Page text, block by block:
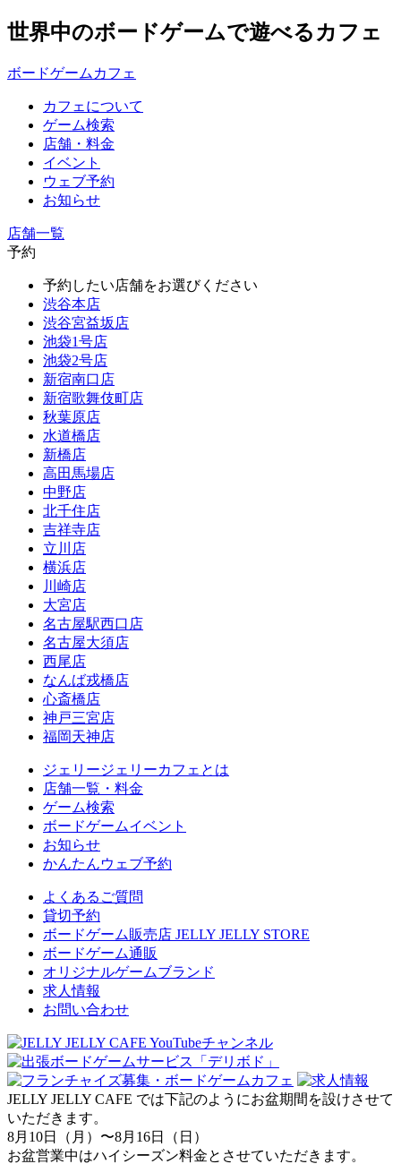
世界中のボードゲームで遊べるカフェ
ボードゲームカフェ
カフェについて
ゲーム検索
店舗・料金
イベント
ウェブ予約
お知らせ
店舗一覧
予約
予約したい店舗をお選びください
渋谷本店
渋谷宮益坂店
池袋1号店
池袋2号店
新宿南口店
新宿歌舞伎町店
秋葉原店
水道橋店
新橋店
高田馬場店
中野店
北千住店
吉祥寺店
立川店
横浜店
川崎店
大宮店
名古屋駅西口店
名古屋大須店
西尾店
なんば戎橋店
心斎橋店
神戸三宮店
福岡天神店
ジェリージェリーカフェとは
店舗一覧・料金
ゲーム検索
ボードゲームイベント
お知らせ
かんたんウェブ予約
よくあるご質問
貸切予約
ボードゲーム販売店 JELLY JELLY STORE
ボードゲーム通販
オリジナルゲームブランド
求人情報
お問い合わせ
JELLY JELLY CAFE では下記のようにお盆期間を設けさせて
いただきます。
8月10日（月）〜8月16日（日）
お盆営業中はハイシーズン料金とさせていただきます。